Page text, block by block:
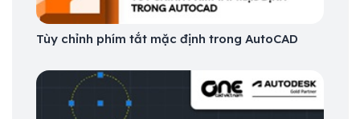
Tùy chỉnh phím tắt mặc định trong AutoCAD